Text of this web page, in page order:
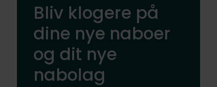
Bliv klogere på
dine nye naboer
og dit nye
nabolag